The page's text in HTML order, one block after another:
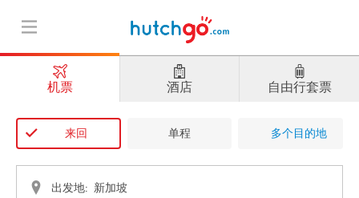
机票 酒店 自由行套票
来回 单程 多个目的地
出发地: